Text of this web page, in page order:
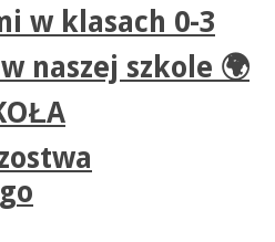
w klasach 0-3
naszej szkole 🌍